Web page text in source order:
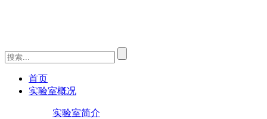
首页
实验室概况
实验室简介